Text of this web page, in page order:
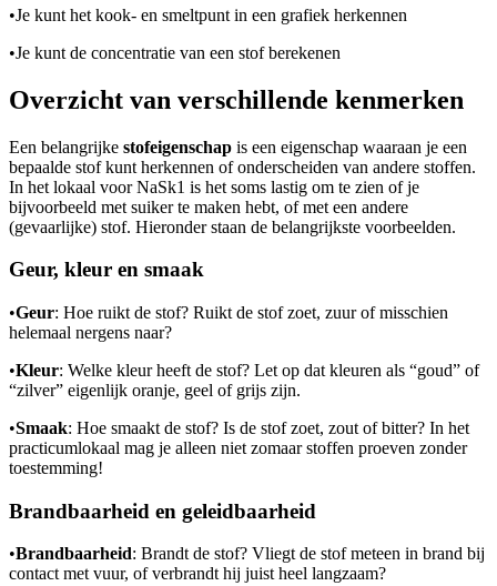
•Je kunt het kook- en smeltpunt in een grafiek herkennen
•Je kunt de concentratie van een stof berekenen
Overzicht van verschillende kenmerken
Een belangrijke stofeigenschap is een eigenschap waaraan je een
bepaalde stof kunt herkennen of onderscheiden van andere stoffen.
In het lokaal voor NaSk1 is het soms lastig om te zien of je
bijvoorbeeld met suiker te maken hebt, of met een andere
(gevaarlijke) stof. Hieronder staan de belangrijkste voorbeelden.
Geur, kleur en smaak
•Geur: Hoe ruikt de stof? Ruikt de stof zoet, zuur of misschien
helemaal nergens naar?
•Kleur: Welke kleur heeft de stof? Let op dat kleuren als “goud” of
“zilver” eigenlijk oranje, geel of grijs zijn.
•Smaak: Hoe smaakt de stof? Is de stof zoet, zout of bitter? In het
practicumlokaal mag je alleen niet zomaar stoffen proeven zonder
toestemming!
Brandbaarheid en geleidbaarheid
•Brandbaarheid: Brandt de stof? Vliegt de stof meteen in brand bij
contact met vuur, of verbrandt hij juist heel langzaam?